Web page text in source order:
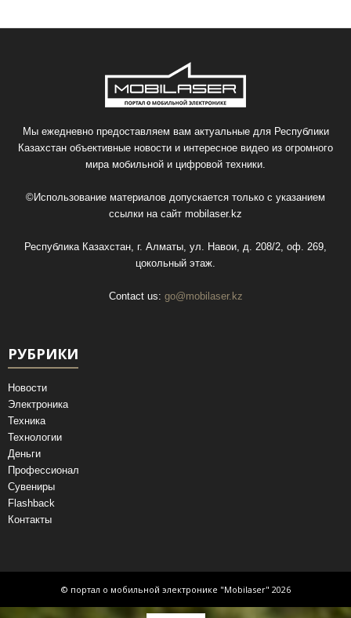
Мы ежедневно предоставляем вам актуальные для Республики
Казахстан объективные новости и интересное видео из огромного
мира мобильной и цифровой техники.
©Использование материалов допускается только с указанием
ссылки на сайт mobilaser.kz
Республика Казахстан, г. Алматы, ул. Навои, д. 208/2, оф. 269,
цокольный этаж.
Contact us: go@mobilaser.kz
РУБРИКИ
Новости
Электроника
Техника
Технологии
Деньги
Профессионал
Сувениры
Flashback
Контакты
© портал о мобильной электронике "Mobilaser" 2026